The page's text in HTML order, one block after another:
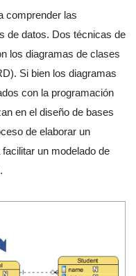
comprender las
de datos. Dos técnicas de
los diagramas de clases
Si bien los diagramas
con la programación
en el diseño de bases
de elaborar un
un modelado de